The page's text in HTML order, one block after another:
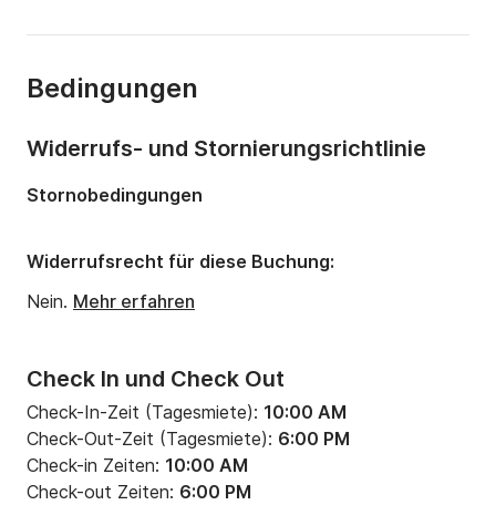
Anzahl Plätze an Bord:
Bedingungen
Check In und Check Out
Check-In-Zeit (Tagesmiete): 10:00 AM
Check-Out-Zeit (Tagesmiete): 6:00 PM
Check-in Zeiten: 10:00 AM
Check-out Zeiten: 6:00 PM
Widerrufs- und Stornierungsrichtlinie
Stornobedingungen
Widerrufsrecht für diese Buchung:
Nein. Mehr erfahren